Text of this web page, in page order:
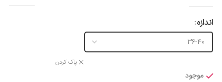
اندازه
پاک کردن
موجود